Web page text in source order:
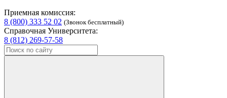
Приемная комиссия:
8 (800) 333 52 02 (Звонок бесплатный)
Справочная Университета:
8 (812) 269-57-58